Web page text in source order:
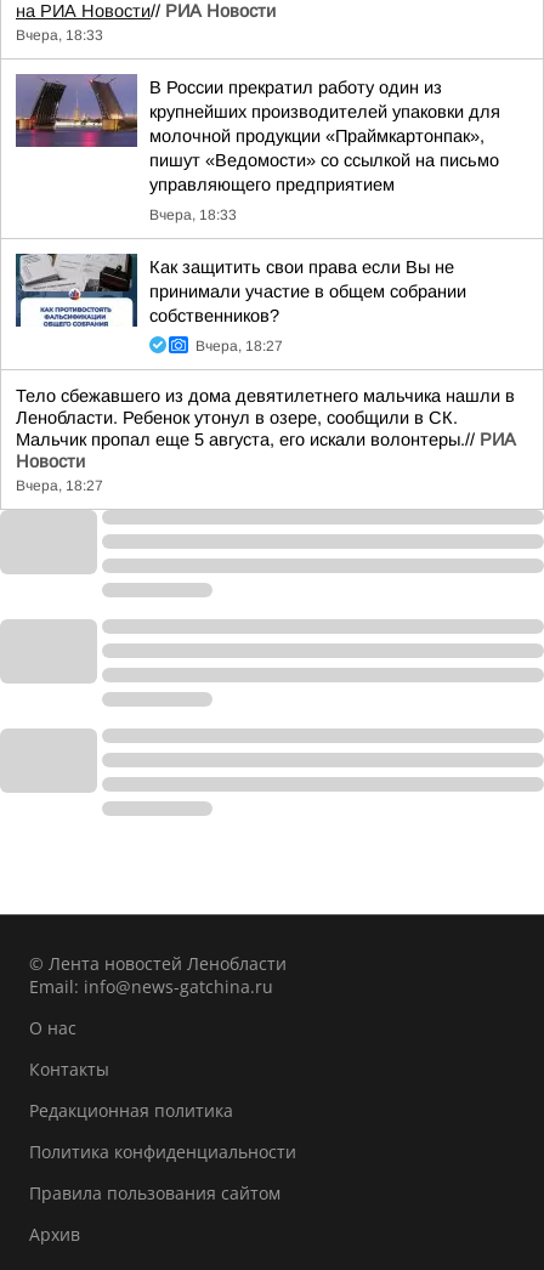
на РИА Новости// РИА Новости
Вчера, 18:33
В России прекратил работу один из
крупнейших производителей упаковки для
молочной продукции «Праймкартонпак»,
пишут «Ведомости» со ссылкой на письмо
управляющего предприятием
Вчера, 18:33
Как защитить свои права если Вы не
принимали участие в общем собрании
собственников?
Вчера, 18:27
Тело сбежавшего из дома девятилетнего мальчика нашли в
Ленобласти. Ребенок утонул в озере, сообщили в СК.
Мальчик пропал еще 5 августа, его искали волонтеры.// РИА
Новости
Вчера, 18:27
© Лента новостей Ленобласти
Email: info@news-gatchina.ru
О нас
Контакты
Редакционная политика
Политика конфиденциальности
Правила пользования сайтом
Архив